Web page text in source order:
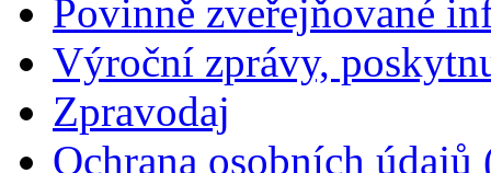
Povinně zveřejňované
Výroční zprávy,
Zpravodaj
Ochrana osobních údajů